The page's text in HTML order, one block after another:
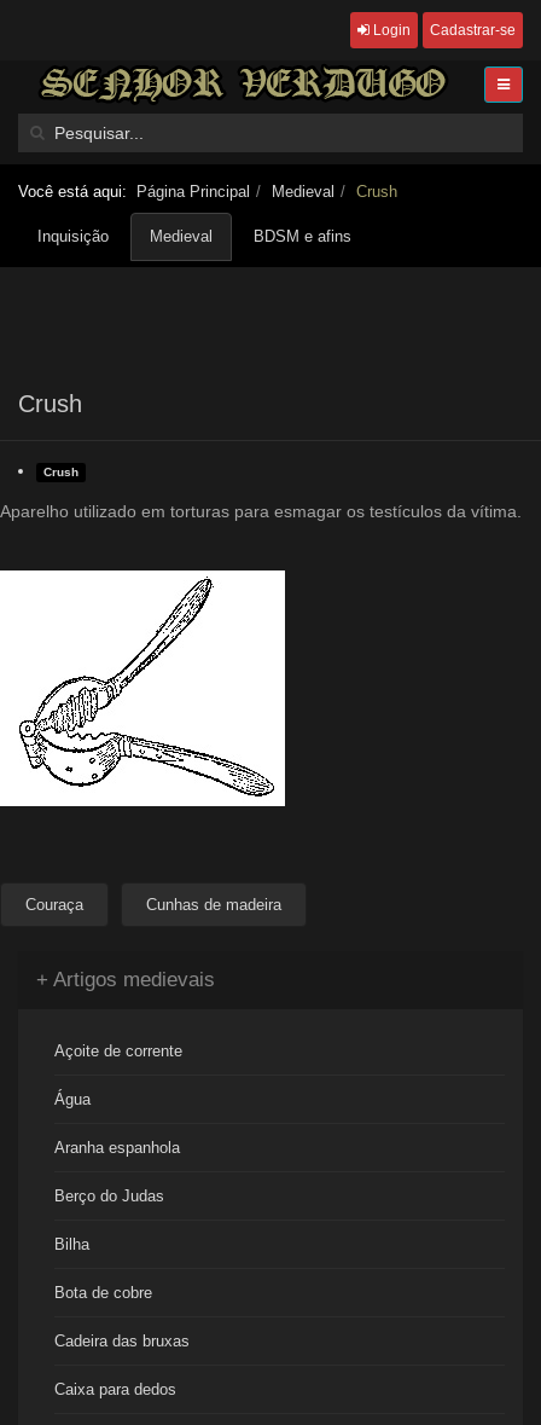
Login Cadastrar-se
Você está aqui: Página Principal Medieval Crush
Inquisição Medieval BDSM e afins
Crush
Crush
Aparelho utilizado em torturas para esmagar os testículos da vítima.
Couraça Cunhas de madeira
+ Artigos medievais
Açoite de corrente
Água
Aranha espanhola
Berço do Judas
Bilha
Bota de cobre
Cadeira das bruxas
Caixa para dedos